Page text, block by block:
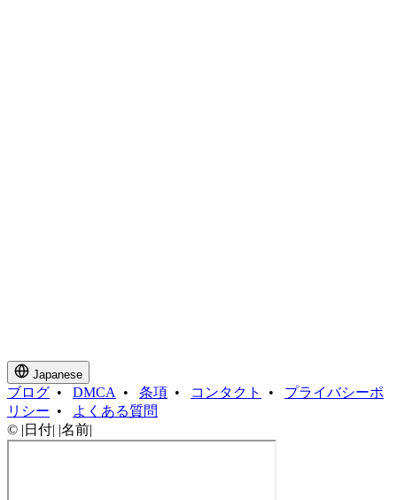
Japanese
ブログ • DMCA • 条項 • コンタクト • プライバシーポ
リシー •
よくある質問
© |日付| |名前|